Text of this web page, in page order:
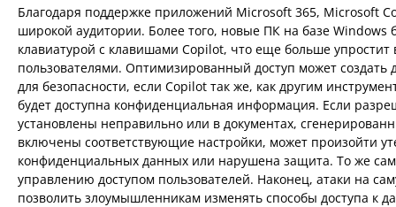
Благодаря поддержке приложений Microsoft 365, Microsoft
широкой аудитории. Более того, новые ПК на базе Windows
клавиатурой с клавишами Copilot, что еще больше упростит
пользователями. Оптимизированный доступ может создать
для безопасности, если Copilot так же, как другим
будет доступна конфиденциальная информация. Если
установлены неправильно или в документах,
включены соответствующие настройки, может произойти
конфиденциальных данных или нарушена защита. То же
управлению доступом пользователей. Наконец, атаки на
позволить злоумышленникам изменять способы доступа к